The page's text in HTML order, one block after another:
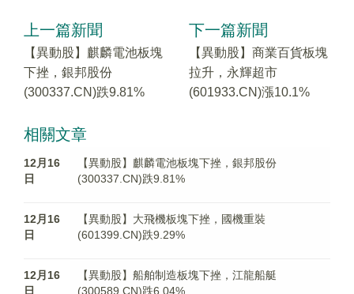
上一篇新聞
【異動股】麒麟電池板塊
下挫，銀邦股份
(300337.CN)跌9.81%
下一篇新聞
【異動股】商業百貨板塊
拉升，永輝超市
(601933.CN)漲10.1%
相關文章
12月16
日
【異動股】麒麟電池板塊下挫，銀邦股份
(300337.CN)跌9.81%
12月16
日
【異動股】大飛機板塊下挫，國機重裝
(601399.CN)跌9.29%
12月16
日
【異動股】船舶制造板塊下挫，江龍船艇
(300589.CN)跌6.04%